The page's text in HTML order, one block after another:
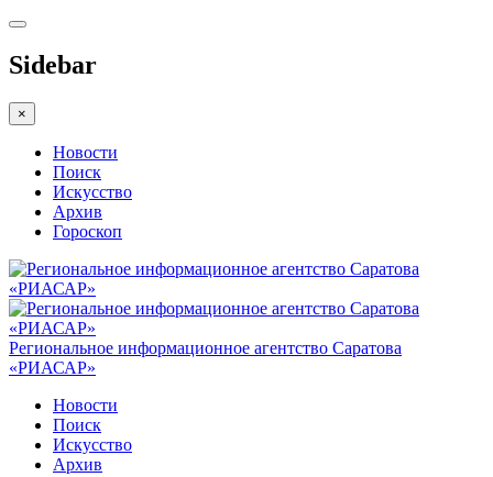
Sidebar
×
Новости
Поиск
Искусство
Архив
Гороскоп
Региональное информационное агентство Саратова
«РИАСАР»
Новости
Поиск
Искусство
Архив